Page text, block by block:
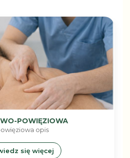
POWIĘZIOWA
opis
się więcej